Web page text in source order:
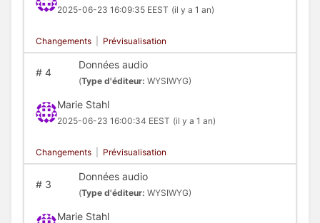
2025-06-23 16:09:35 EEST (il y a 1 an)
Changements Prévisualisation
#4
Données audio
(Type d'éditeur: WYSIWYG)
Marie Stahl
2025-06-23 16:00:34 EEST (il y a 1 an)
Changements Prévisualisation
#3
Données audio
(Type d'éditeur: WYSIWYG)
Marie Stahl